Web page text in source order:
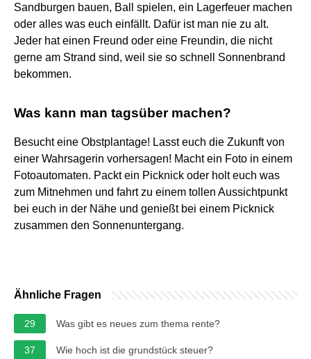
Sandburgen bauen, Ball spielen, ein Lagerfeuer machen
oder alles was euch einfällt. Dafür ist man nie zu alt.
Jeder hat einen Freund oder eine Freundin, die nicht
gerne am Strand sind, weil sie so schnell Sonnenbrand
bekommen.
Was kann man tagsüber machen?
Besucht eine Obstplantage! Lasst euch die Zukunft von
einer Wahrsagerin vorhersagen! Macht ein Foto in einem
Fotoautomaten. Packt ein Picknick oder holt euch was
zum Mitnehmen und fahrt zu einem tollen Aussichtpunkt
bei euch in der Nähe und genießt bei einem Picknick
zusammen den Sonnenuntergang.
Ähnliche Fragen
29 Was gibt es neues zum thema rente?
37 Wie hoch ist die grundstück steuer?